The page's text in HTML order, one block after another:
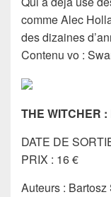
comme Alec
des dizaines
Contenu vo :
THE WITCHER
DATE DE
PRIX : 16 €
Auteurs :